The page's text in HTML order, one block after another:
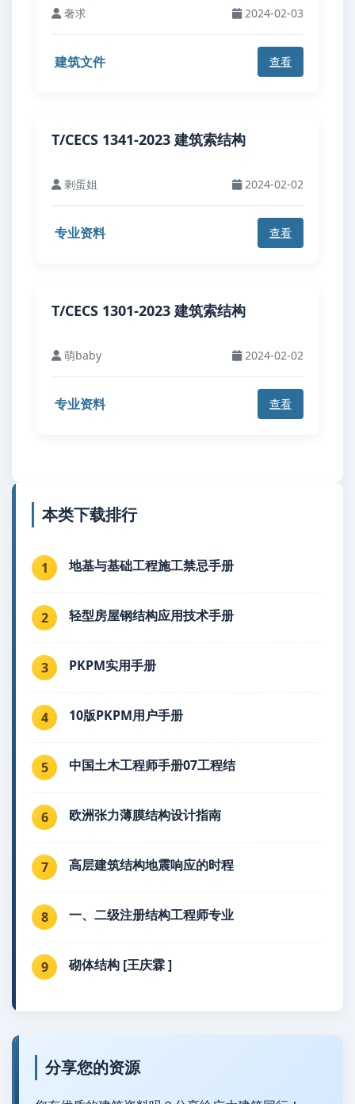
奢求 2024-02-03
建筑文件 查看
T/CECS 1341-2023 建筑索结构
剩蛋姐 2024-02-02
专业资料 查看
T/CECS 1301-2023 建筑索结构
萌baby 2024-02-02
专业资料 查看
本类下载排行
1 地基与基础工程施工禁忌手册
2 轻型房屋钢结构应用技术手册
3 PKPM实用手册
4 10版PKPM用户手册
5 中国土木工程师手册07工程结
6 欧洲张力薄膜结构设计指南
7 高层建筑结构地震响应的时程
8 一、二级注册结构工程师专业
9 砌体结构 [王庆霖 ]
分享您的资源